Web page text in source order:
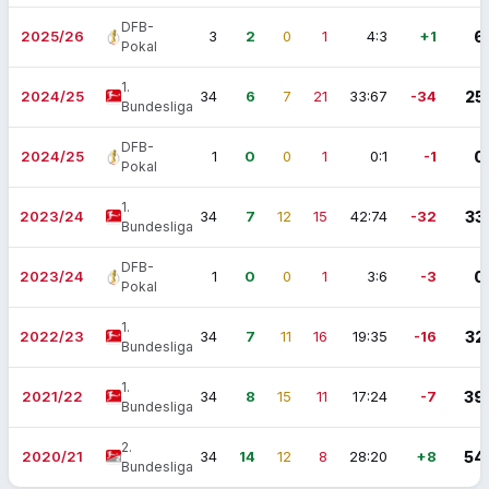
2025/26
DFB-
Pokal
3 2 0 1 4:3 +1 6
2024/25
1.
Bundesliga
34 6 7 21 33:67 -34 25
2024/25
DFB-
Pokal
1 0 0 1 0:1 -1 0
2023/24
1.
Bundesliga
34 7 12 15 42:74 -32 33
2023/24
DFB-
Pokal
1 0 0 1 3:6 -3 0
2022/23
1.
Bundesliga
34 7 11 16 19:35 -16 32
2021/22
1.
Bundesliga
34 8 15 11 17:24 -7 39
2020/21
2.
Bundesliga
34 14 12 8 28:20 +8 54